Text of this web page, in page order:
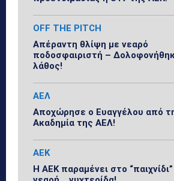
OFF THE PITCH
Απέραντη θλίψη με νεαρό
ποδοσφαιριστή –
λάθος!
ΑΕΛ
Αποχώρησε ο Ευαγγέλου από
Ακαδημία της ΑΕΛ!
ΑΕΚ
Η ΑΕΚ παραμένει στο